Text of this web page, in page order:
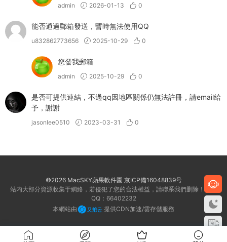
admin 2026-01-13 0
能否通過郵箱發送，暫時無法使用QQ
u832862773656 2025-10-29 0
您發我郵箱
admin 2025-10-29 0
是否可提供連結，不過qq因地區關係仍無法註冊，請email給
予，謝謝
jasonlee0510 2023-03-31 0
©2026 MacSKY蘋果軟件園 京ICP備16048839号
站内大部分資源收集于網絡，若侵犯了您的合法權益，請聯系我們删除！客服
QQ：66402232
本網站由
提供CDN加速/雲存儲服務